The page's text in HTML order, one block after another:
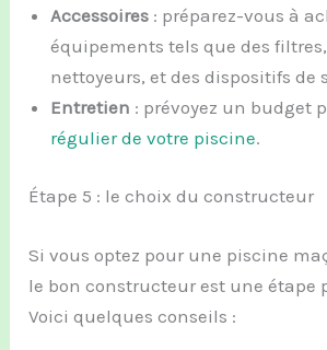
Accessoires : préparez-vous à
équipements tels que des
nettoyeurs, et des dispositifs de
Entretien : prévoyez un budget
régulier de votre piscine.
Étape 5 : le choix du constructeur
Si vous optez pour une piscine
le bon constructeur est une étape
Voici quelques conseils :